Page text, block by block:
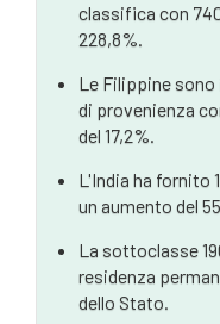
Esplorare tutte le
Stato
Il flusso di
Requisiti
dell'Australia
Ulteriori criteri di
classifica con
228,8%.
Le Filippine
di provenienza
del 17,2%.
L'India ha fornito
un aumento del
La sottoclasse
residenza
dello Stato.